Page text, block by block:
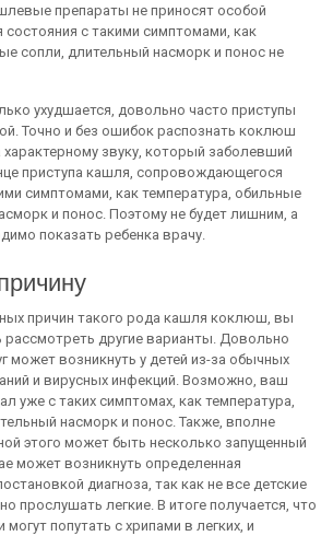
препараты не приносят особой
состояния с такими симптомами, как
сопли, длительный насморк и понос не
ухудшается, довольно часто приступы
Точно и без ошибок распознать коклюш
звуку, который заболевший
приступа кашля, сопровождающегося
симптомами, как температура, обильные
и понос. Поэтому не будет лишним, а
показать ребенка врачу.
причин такого рода кашля коклюш, вы
другие варианты. Довольно
может возникнуть у детей из-за обычных
и вирусных инфекций. Возможно, ваш
уже с таких симптомах, как температура,
насморк и понос. Также, вполне
этого может быть несколько запущенный
может возникнуть определенная
диагноза, так как не все детские
прослушать легкие. В итоге получается, что
попутать с хрипами в легких, и